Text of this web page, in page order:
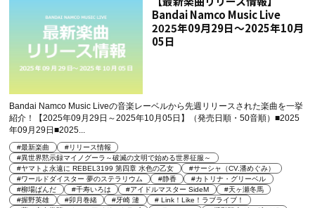
Bandai Namco Music Live
2025年09月29日～2025年10月
05日
Bandai Namco Music Liveの音楽レーベルから先週リリースされた楽曲を一挙
紹介！【2025年09月29日～2025年10月05日】（発売日順・50音順）■2025
年09月29日■2025...
#最新楽曲
#リリース情報
#異世界黙示録マイノグーラ～破滅の文明で始める世界征服～
#ヤマトよ永遠に REBEL3199 第四章 水色の乙女
#サーシャ（CV.潘めぐみ）
#ワールドダイスター 夢のステラリウム
#静香
#カトリナ・グリーベル
#柳場ぱんだ
#千寿いろは #アイドルマスター SideM
#天ヶ瀬冬馬
#握野英雄
#卯月巻緒 #牙崎 漣
# Link！Like！ラブライブ！